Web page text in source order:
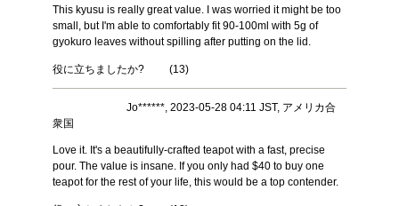
This kyusu is really great value. I was worried it might be too
small, but I'm able to comfortably fit 90-100ml with 5g of
gyokuro leaves without spilling after putting on the lid.
役に立ちましたか? (13)
Jo******, 2023-05-28 04:11 JST, アメリカ合
衆国
Love it. It's a beautifully-crafted teapot with a fast, precise
pour. The value is insane. If you only had $40 to buy one
teapot for the rest of your life, this would be a top contender.